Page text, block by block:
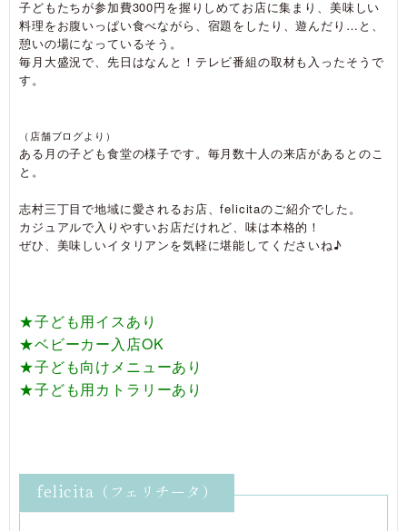
子どもたちが参加費300円を握りしめてお店に集まり、美味しい
料理をお腹いっぱい食べながら、宿題をしたり、遊んだり…と、
憩いの場になっているそう。
毎月大盛況で、先日はなんと！テレビ番組の取材も入ったそうで
す。
（店舗ブログより）
ある月の子ども食堂の様子です。毎月数十人の来店があるとのこ
と。
志村三丁目で地域に愛されるお店、felicitaのご紹介でした。
カジュアルで入りやすいお店だけれど、味は本格的！
ぜひ、美味しいイタリアンを気軽に堪能してくださいね♪
★子ども用イスあり
★ベビーカー入店OK
★子ども向けメニューあり
★子ども用カトラリーあり
felicita（フェリチータ）